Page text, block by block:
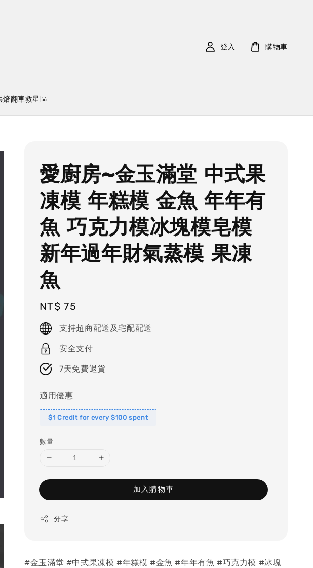
焙翻車救星區
登入 購物車
愛廚房~金玉滿堂 中式果
凍模 年糕模 金魚 年年有
魚 巧克力模冰塊模皂模
新年過年財氣蒸模 果凍
魚
Regular
price
NT$ 75
支持超商配送及宅配配送
安全支付
7天免費退貨
適用優惠
$1 Credit for every $100 spent
數量
加入購物車
分享
#金玉滿堂 #中式果凍模 #年糕模 #金魚 #年年有魚 #巧克力模 #冰塊